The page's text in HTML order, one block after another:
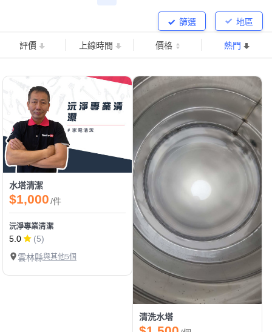
地區
篩選
評價 上線時間 價格 熱門
水塔清潔
$1,000/件
沅淨專業清潔
5.0
(5)
雲林縣與其他5個
清洗水塔